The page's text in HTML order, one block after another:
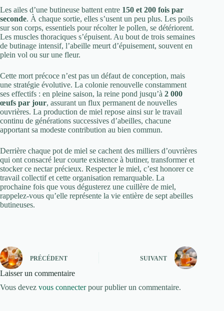
Les ailes d’une butineuse battent entre 150 et 200 fois par
seconde. À chaque sortie, elles s’usent un peu plus. Les poils
sur son corps, essentiels pour récolter le pollen, se détériorent.
Les muscles thoraciques s’épuisent. Au bout de trois semaines
de butinage intensif, l’abeille meurt d’épuisement, souvent en
plein vol ou sur une fleur.
Cette mort précoce n’est pas un défaut de conception, mais
une stratégie évolutive. La colonie renouvelle constamment
ses effectifs : en pleine saison, la reine pond jusqu’à 2 000
œufs par jour, assurant un flux permanent de nouvelles
ouvrières. La production de miel repose ainsi sur le travail
continu de générations successives d’abeilles, chacune
apportant sa modeste contribution au bien commun.
Derrière chaque pot de miel se cachent des milliers d’ouvrières
qui ont consacré leur courte existence à butiner, transformer et
stocker ce nectar précieux. Respecter le miel, c’est honorer ce
travail collectif et cette organisation remarquable. La
prochaine fois que vous dégusterez une cuillère de miel,
rappelez-vous qu’elle représente la vie entière de sept abeilles
butineuses.
PRÉCÉDENT SUIVANT
Laisser un commentaire
Vous devez vous connecterpour publier un commentaire.